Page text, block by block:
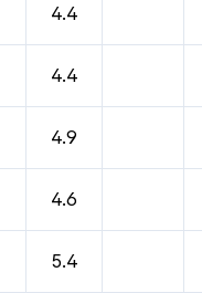
4.4
4.4
4.9
4.6
5.4